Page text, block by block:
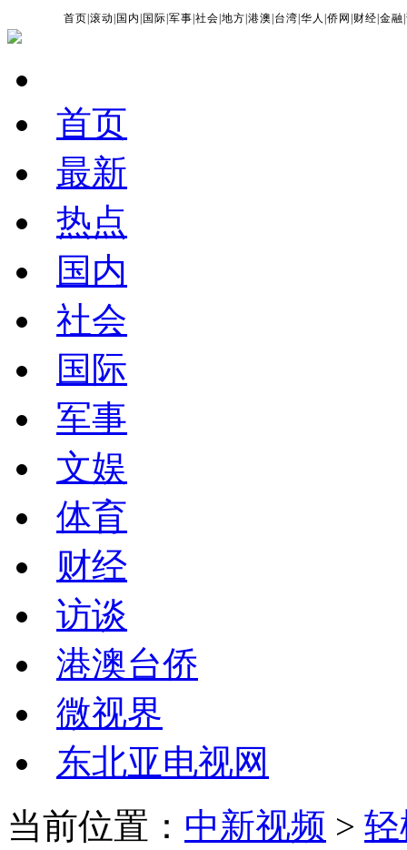
首页 |滚动 国内 国际 |军事 |社会 |地方 |港澳 台湾 |华人 |侨网 财经 |金融 |
首页
最新
热点
国内
社会
国际
军事
文娱
体育
财经
访谈
港澳台侨
微视界
东北亚电视网
当前位置： 中新视频 >